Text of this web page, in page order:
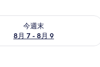
今週末
8月 7 - 8月 9
7 - 8月 9 の空室状況をチ